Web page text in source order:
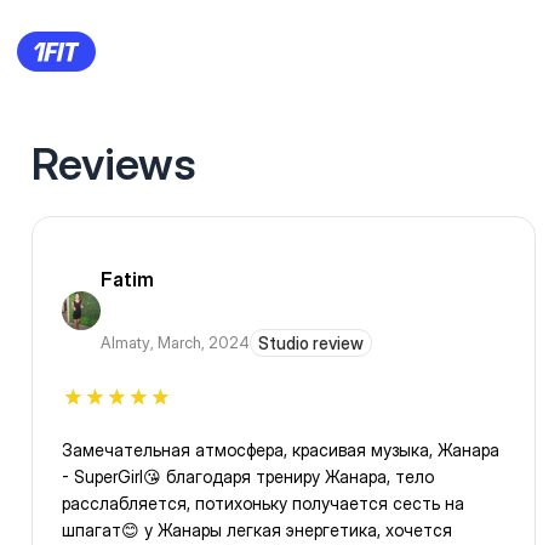
Reviews
Fatim
Almaty, March, 2024 Studio review
Замечательная атмосфера, красивая музыка, Жанара
- SuperGirl😘 благодаря трениру Жанара, тело
расслабляется, потихоньку получается сесть на
шпагат😊 у Жанары легкая энергетика, хочется